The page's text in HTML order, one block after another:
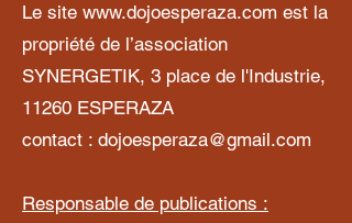
Le site www.dojoesperaza.com est la
propriété de l’association
SYNERGETIK, 3 place de l'Industrie,
11260 ESPERAZA
contact : dojoesperaza@gmail.com
Responsable de publications :